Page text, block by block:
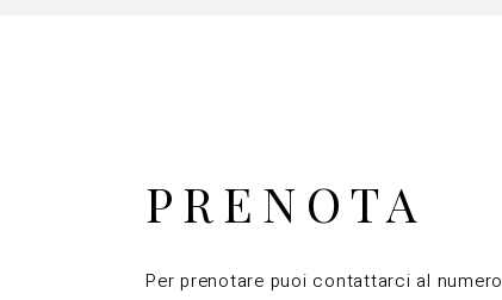
PRENOTA
Per prenotare puoi contattarci al numero